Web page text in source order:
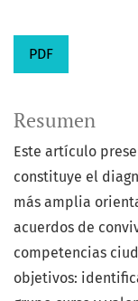
PDF
Resumen
Este artículo
constituye el
más amplia
acuerdos de
competencias
objetivos: